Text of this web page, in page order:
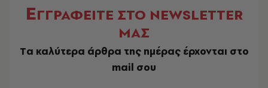
ΕΓΓΡΑΦΕΙΤΕ ΣΤΟ NEWSLETTER
ΜΑΣ
Tα καλύτερα άρθρα της ημέρας έρχονται στο
mail σου